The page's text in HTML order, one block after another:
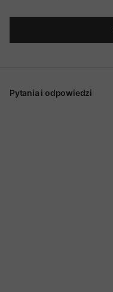
Pytania i odpowiedzi